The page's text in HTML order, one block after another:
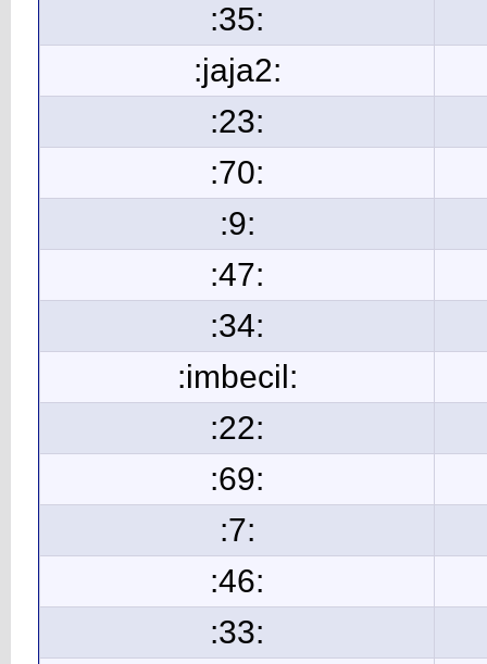
:35:
:jaja2:
:23:
:70:
:9:
:47:
:34:
:imbecil:
:22:
:69:
:7:
:46:
:33: